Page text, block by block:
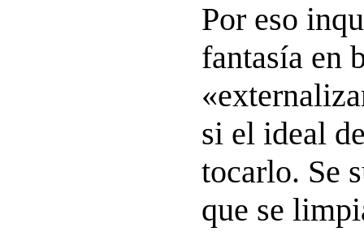
Por eso
fantasía en
si el ideal
tocarlo. Se
que se